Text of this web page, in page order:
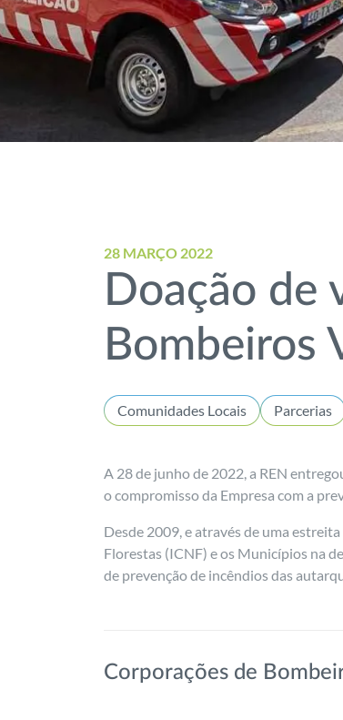
28 MARÇO 2022
Doação de
Bombeiros
Comunidades Locais Parcerias
A 28 de junho de 2022, a REN
o compromisso da Empresa com a
Desde 2009, e através de uma
Florestas (ICNF) e os Municípios na
de prevenção de incêndios das
Corporações de